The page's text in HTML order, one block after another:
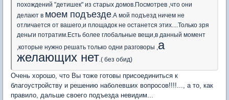
похождений "детишек" из старых домов.Посмотрев ,что они
делают в моем подъезде.А мой подъезд ничем не
отличается от вашего,и площадок не останется этих....Только зря
деньги потратим.Есть более глобальные вещи,в данный момент
,которые нужно решать только одни разговоры ,а
желающих нет.( без обид)
Очень хорошо, что Вы тоже готовы присоединиться к
благоустройству и решению наболевших вопросов!!!!..., а то, как
правило, дальше своего подъезда невидим...